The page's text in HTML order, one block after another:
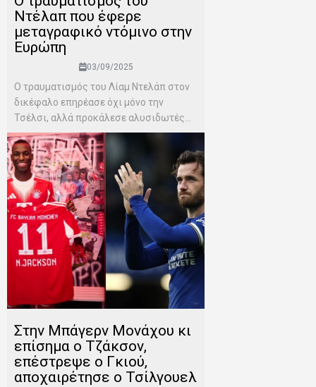
Ντέλαπ που έφερε
μεταγραφικό ντόμινο στην
Ευρώπη
03/09/2025
Ο τραυματισμός του Λίαμ Ντελάπ στον
δικέφαλο επηρέασε όχι μόνο την
Τσέλσι, αλλά προκάλεσε αλυσιδωτές...
Στην Μπάγερν Μονάχου κι
επίσημα ο Τζάκσον,
επέστρεψε ο Γκιού,
αποχαιρέτησε ο Τσίλγουελ